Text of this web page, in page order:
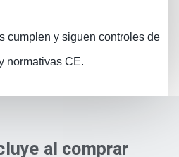
cumplen y siguen controles de
normativas CE.
al comprar